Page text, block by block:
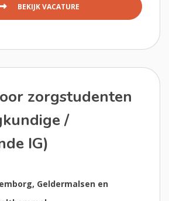
BEKIJK VACATURE
zorgstudenten
/
IG)
Geldermalsen en